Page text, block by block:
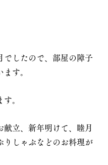
でしたので、部屋の障子
す。
。
立、新年明けて、睦月
りしゃぶなどのお料理が